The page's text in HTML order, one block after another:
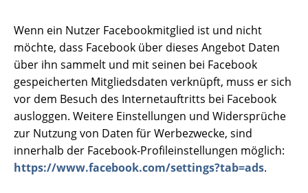
Wenn ein Nutzer Facebookmitglied ist und nicht
möchte, dass Facebook über dieses Angebot Daten
über ihn sammelt und mit seinen bei Facebook
gespeicherten Mitgliedsdaten verknüpft, muss er sich
vor dem Besuch des Internetauftritts bei Facebook
ausloggen. Weitere Einstellungen und Widersprüche
zur Nutzung von Daten für Werbezwecke, sind
innerhalb der Facebook-Profileinstellungen möglich:
https://www.facebook.com/settings?tab=ads.